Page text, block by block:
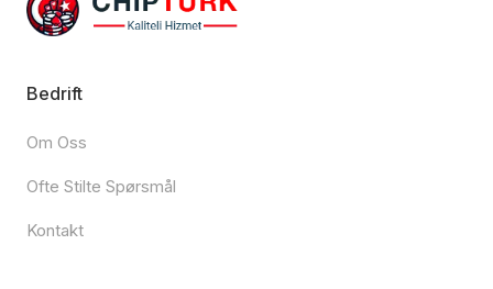
Bedrift
Om Oss
Ofte Stilte Spørsmål
Kontakt